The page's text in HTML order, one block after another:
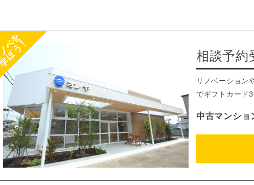
相談予約
リノベーション
でギフトカード
中古マンショ